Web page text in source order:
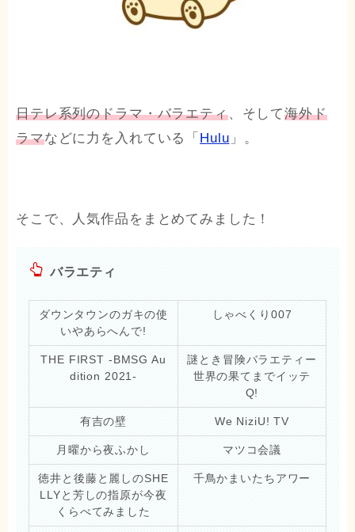
日テレ系列のドラマ・バラエティ、そして海外ド
ラマなどに力を入れている「 Hulu 」。
そこで、人気作品をまとめてみました！
バラエティ
ダウンタウンのガキの使
いやあらへんで!
しゃべくり007
THE FIRST -BMSG Au
dition 2021-
謎とき冒険バラエティー
世界の果てまでイッテ
Q!
有吉の壁 We NiziU! TV
月曜から夜ふかし マツコ会議
徳井と後藤と麗しのSHE
LLYと芳しの指原が今夜
くらべてみました
千鳥かまいたちアワー